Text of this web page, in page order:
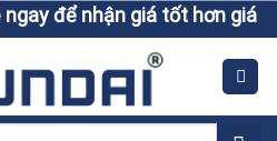
nhận giá tốt hơn giá niêm yết